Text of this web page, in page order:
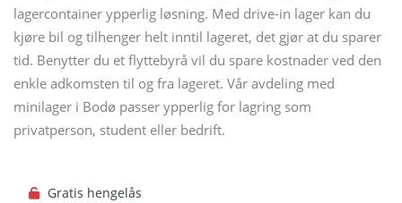
lagercontainer ypperlig løsning. Med drive-in lager kan du
kjøre bil og tilhenger helt inntil lageret, det gjør at du sparer
tid. Benytter du et flyttebyrå vil du spare kostnader ved den
enkle adkomsten til og fra lageret. Vår avdeling med
minilager i Bodø passer ypperlig for lagring som
privatperson, student eller bedrift.
Gratis hengelås